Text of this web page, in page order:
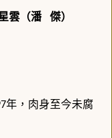
雲（潘 傑）
年，肉身至今未腐